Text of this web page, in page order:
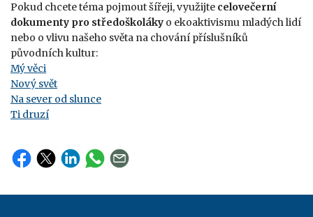
Pokud chcete téma pojmout šířeji, využijte celovečerní
dokumenty pro středoškoláky o ekoaktivismu mladých lidí
nebo o vlivu našeho světa na chování příslušníků
původních kultur:
Mý věci
Nový svět
Na sever od slunce
Ti druzí